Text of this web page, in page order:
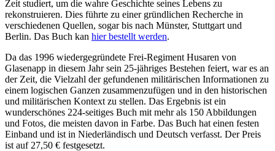
Zeit studiert, um die wahre Geschichte seines Lebens zu
rekonstruieren. Dies führte zu einer gründlichen Recherche in
verschiedenen Quellen, sogar bis nach Münster, Stuttgart und
Berlin. Das Buch kan hier bestellt werden.
Da das 1996 wiedergegründete Frei-Regiment Husaren von
Glasenapp in diesem Jahr sein 25-jähriges Bestehen feiert, war es an
der Zeit, die Vielzahl der gefundenen militärischen Informationen zu
einem logischen Ganzen zusammenzufügen und in den historischen
und militärischen Kontext zu stellen. Das Ergebnis ist ein
wunderschönes 224-seitiges Buch mit mehr als 150 Abbildungen
und Fotos, die meisten davon in Farbe. Das Buch hat einen festen
Einband und ist in Niederländisch und Deutsch verfasst. Der Preis
ist auf 27,50 € festgesetzt.